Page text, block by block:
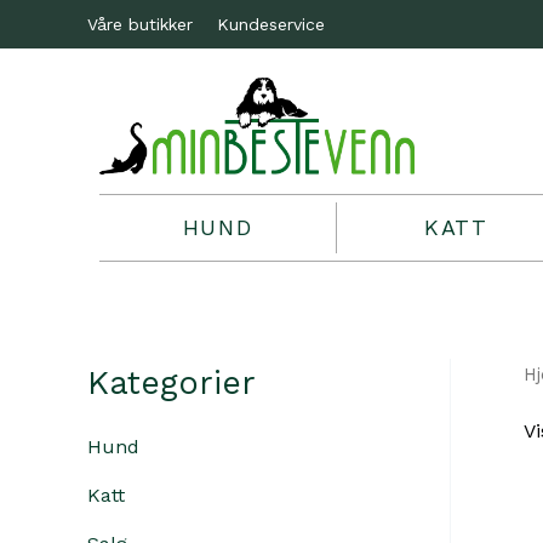
Våre butikker Kundeservice
HUND KATT
Kategorier
Hund
Katt